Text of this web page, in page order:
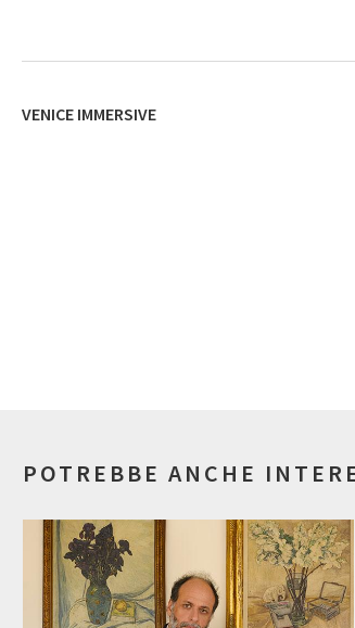
VENICE IMMERSIVE
POTREBBE ANCHE